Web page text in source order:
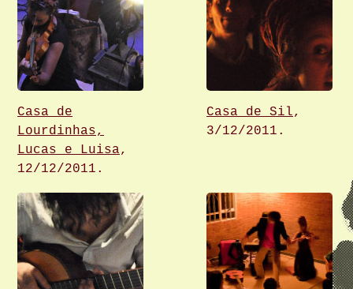
Casa de
Lourdinhas,
Lucas e Luisa,
12/12/2011.
Casa de Sil,
3/12/2011.